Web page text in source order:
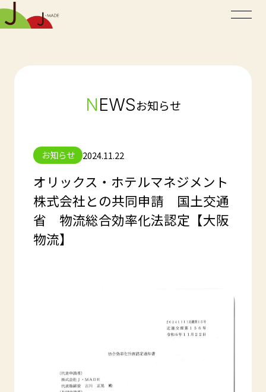
NEWSお知らせ
お知らせ 2024.11.22
オリックス・ホテルマネジメント
株式会社との共同申請 国土交通
省 物流総合効率化法認定【大阪
物流】